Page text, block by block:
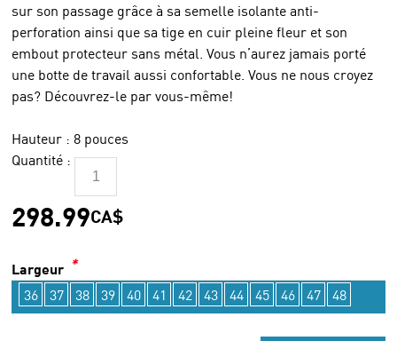
sur son passage grâce à sa semelle isolante anti-
perforation ainsi que sa tige en cuir pleine fleur et son
embout protecteur sans métal. Vous n’aurez jamais porté
une botte de travail aussi confortable. Vous ne nous croyez
pas? Découvrez-le par vous-même!
Hauteur : 8 pouces
Quantité :
CA$
298.99
Largeur *
36
37 38 39 40 41 42 43 44 45 46 47 48